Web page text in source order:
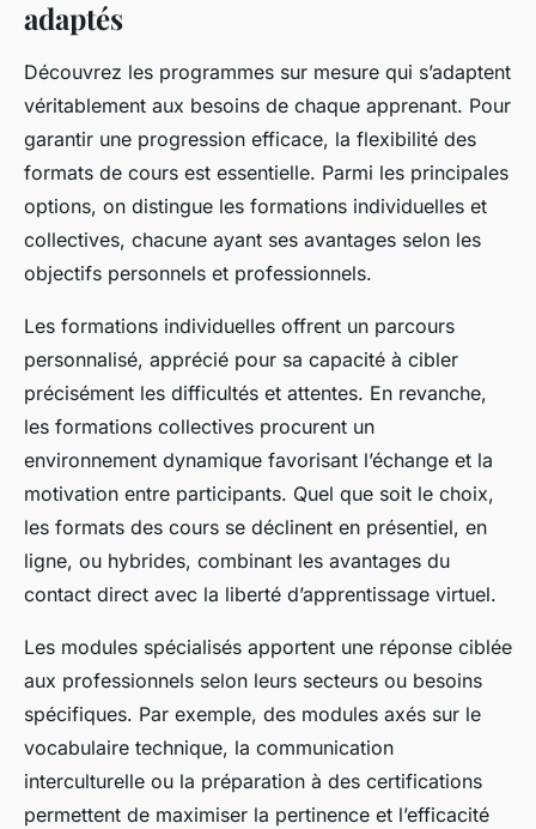
adaptés
Découvrez les programmes sur mesure qui s’adaptent
véritablement aux besoins de chaque apprenant. Pour
garantir une progression efficace, la flexibilité des
formats de cours est essentielle. Parmi les principales
options, on distingue les formations individuelles et
collectives, chacune ayant ses avantages selon les
objectifs personnels et professionnels.
Les formations individuelles offrent un parcours
personnalisé, apprécié pour sa capacité à cibler
précisément les difficultés et attentes. En revanche,
les formations collectives procurent un
environnement dynamique favorisant l’échange et la
motivation entre participants. Quel que soit le choix,
les formats des cours se déclinent en présentiel, en
ligne, ou hybrides, combinant les avantages du
contact direct avec la liberté d’apprentissage virtuel.
Les modules spécialisés apportent une réponse ciblée
aux professionnels selon leurs secteurs ou besoins
spécifiques. Par exemple, des modules axés sur le
vocabulaire technique, la communication
interculturelle ou la préparation à des certifications
permettent de maximiser la pertinence et l’efficacité